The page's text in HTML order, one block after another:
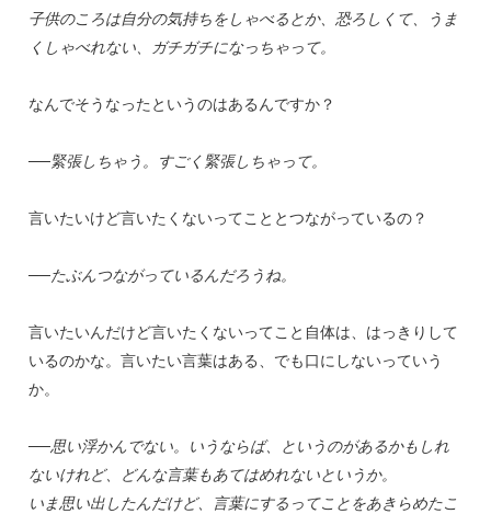
子供のころは自分の気持ちをしゃべるとか、恐ろしくて、うま
くしゃべれない、ガチガチになっちゃって。
なんでそうなったというのはあるんですか？
──緊張しちゃう。すごく緊張しちゃって。
言いたいけど言いたくないってこととつながっているの？
──たぶんつながっているんだろうね。
言いたいんだけど言いたくないってこと自体は、はっきりして
いるのかな。言いたい言葉はある、でも口にしないっていう
か。
──思い浮かんでない。いうならば、というのがあるかもしれ
ないけれど、どんな言葉もあてはめれないというか。
いま思い出したんだけど、言葉にするってことをあきらめたこ